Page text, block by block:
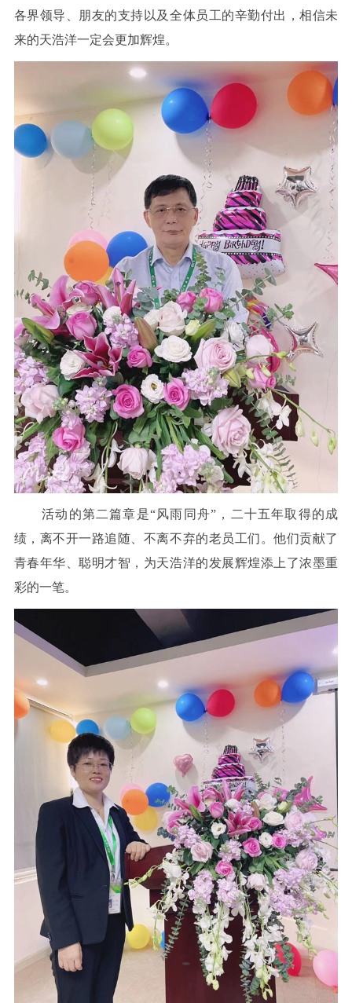
各界领导、朋友的支持以及全体员工的辛勤付出，相信未
来的天浩洋一定会更加辉煌。
活动的第二篇章是“风雨同舟”，二十五年取得的成
绩，离不开一路追随、不离不弃的老员工们。他们贡献了
青春年华、聪明才智，为天浩洋的发展辉煌添上了浓墨重
彩的一笔。